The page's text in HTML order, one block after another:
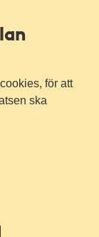
för att
ska